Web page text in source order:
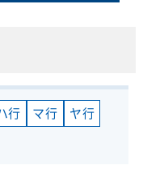
行 マ行
ヤ行